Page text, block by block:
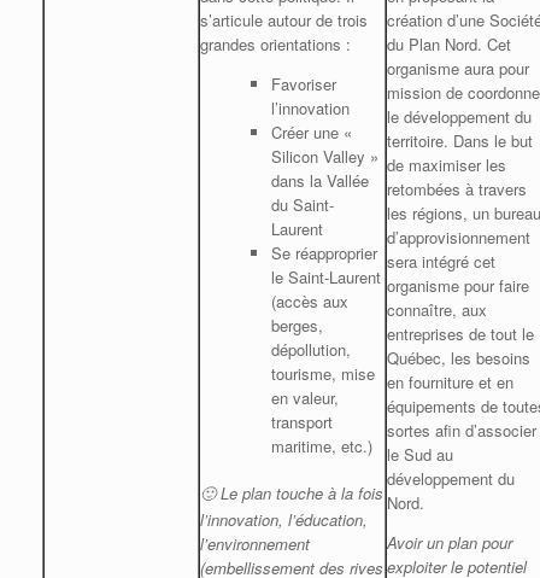
s’articule autour de trois
grandes orientations :
Favoriser
l’innovation
Créer une «
Silicon Valley »
dans la Vallée
du Saint-
Laurent
Se réapproprier
le Saint-Laurent
(accès aux
berges,
dépollution,
tourisme, mise
en valeur,
transport
maritime, etc.)
🙂Le plan touche à la fois
l’innovation, l’éducation,
l’environnement
(embellissement des rives
création d’une
du Plan Nord. Cet
organisme aura pour
mission de
le développement du
territoire. Dans le but
de maximiser les
retombées à travers
les régions, un bureau
d’approvisionnement
sera intégré cet
organisme pour faire
connaître, aux
entreprises de tout le
Québec, les besoins
en fourniture et en
équipements de
sortes afin d’associer
le Sud au
développement du
Nord.
Avoir un plan pour
exploiter le potentiel